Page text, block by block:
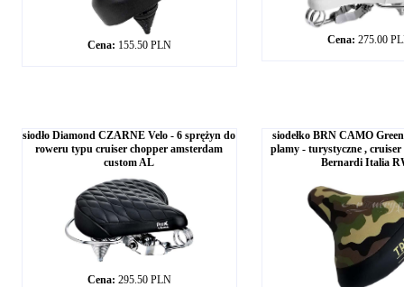
Cena: 155.50 PLN Cena: 275.00
siodło Diamond CZARNE Velo - 6 sprężyn do
roweru typu cruiser chopper amsterdam
custom AL
Cena: 295.50 PLN
siodełko BRN CAMO
plamy - turystyczne , cruiser
Bernardi Italia